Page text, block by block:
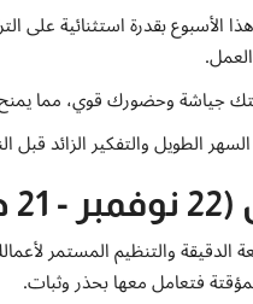
الأسبوع بقدرة استثنائية على
جياشة وحضورك قوي، مما يمنح
الطويل والتفكير الزائد قبل
الدقيقة والتنظيم المستمر
فتعامل معها بحذر وثبات.